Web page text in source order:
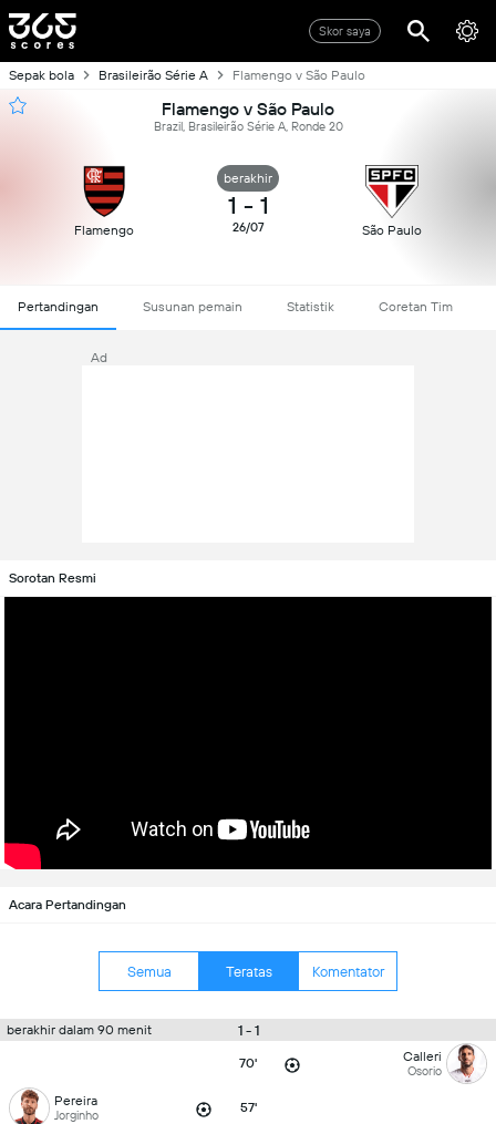
Skor saya
Sepak bola Brasileirão Série A Flamengo v São Paulo
Flamengo v São Paulo
Brazil, Brasileirão Série A, Ronde 20
Flamengo
berakhir
1 - 1
26/07 São Paulo
Pertandingan Susunan pemain Statistik Coretan Tim
Ad
Sorotan Resmi
Acara Pertandingan
Semua Teratas Komentator
berakhir dalam 90 menit 1 - 1
70' Calleri
Osorio
Pereira
Jorginho 57'